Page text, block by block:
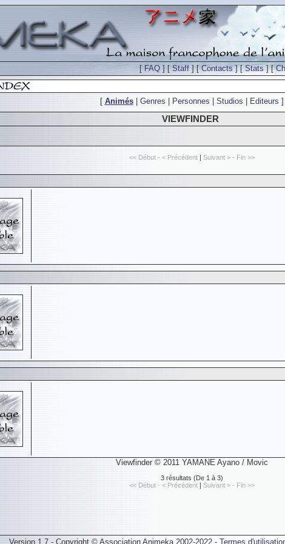
[FAQ ] [Staff ] [Contacts] [Stats] [
[ Animés| Genres Personnes Studios Editeurs ]
VIEWFINDER
<< Début - < Précédent | Suivant > - Fin >>
Viewfinder © 2011 YAMANE Ayano / Movic
3 résultats (De 1 à 3)
<< Début - < Précédent | Suivant > - Fin >>
Version 1.7 - Copyright © Association Animeka 2002-2022 - Termes